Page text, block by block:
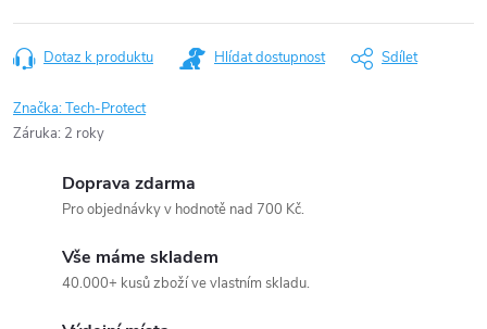
Dotaz k produktu Hlídat dostupnost Sdílet
Značka:Tech-Protect
Záruka: 2 roky
Doprava zdarma
Pro objednávky v hodnotě nad 700 Kč.
Vše máme skladem
40.000+ kusů zboží ve vlastním skladu.